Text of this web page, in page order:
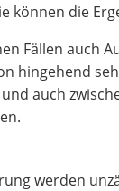
können die
Fällen auch
hingehend
auch
werden